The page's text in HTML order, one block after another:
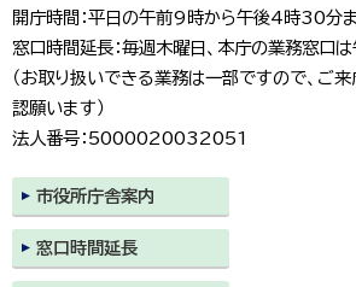
開庁時間：平日の午前9時から午後4時30分
窓口時間延長：毎週木曜日、本庁の業務窓口
（お取り扱いできる業務は一部ですので、ご
認願います）
法人番号：5000020032051
市役所庁舎案内
窓口時間延長